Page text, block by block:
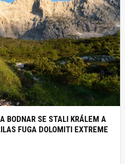
BODNAR SE STALI KRÁLEM A
FUGA DOLOMITI EXTREME